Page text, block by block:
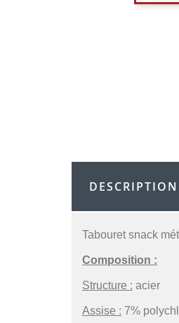
DESCRIPTION
Tabouret snack
Composition :
Structure : acier
Assise : 7%